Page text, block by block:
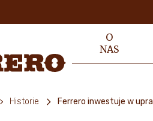
O
NAS
Historie